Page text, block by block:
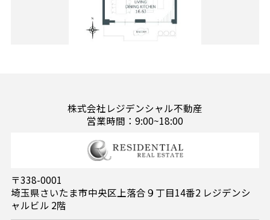
株式会社レジデンシャル不動産
営業時間：9:00~18:00
〒338-0001
埼玉県さいたま市中央区上落合９丁目14番2 レジデンシ
ャルビル 2階